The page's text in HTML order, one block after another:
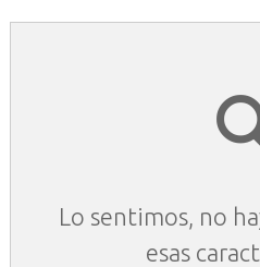
Lo sentimos, no
esas